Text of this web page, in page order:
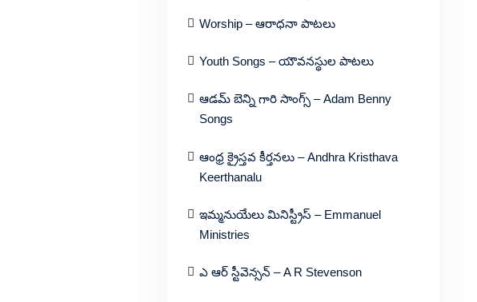
Worship – ఆరాధనా పాటలు
Youth Songs – యౌవనస్థుల పాటలు
ఆడమ్ బెన్ని గారి సాంగ్స్ – Adam Benny
Songs
ఆంధ్ర క్రైస్తవ కీర్తనలు – Andhra Kristhava
Keerthanalu
ఇమ్మనుయేలు మినిస్ట్రీస్ – Emmanuel
Ministries
ఎ ఆర్ స్టీవెన్సన్ – A R Stevenson